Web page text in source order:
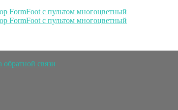
FormFoot с пультом многоцветный
FormFoot с пультом многоцветный
связи